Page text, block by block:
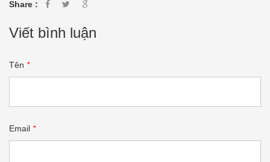
Share :
Viết bình luận
Tên *
Email *